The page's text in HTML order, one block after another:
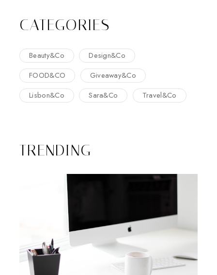
CATEGORIES
Beauty&Co
Design&Co
FOOD&CO
Giveaway&Co
Lisbon&Co
Sara&Co Travel&Co
TRENDING